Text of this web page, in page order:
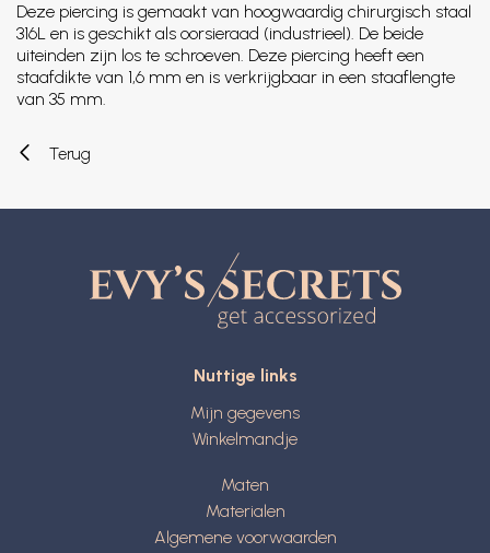
Deze piercing is gemaakt van hoogwaardig chirurgisch staal
316L en is geschikt als oorsieraad (industrieel). De beide
uiteinden zijn los te schroeven. Deze piercing heeft een
staafdikte van 1,6 mm en is verkrijgbaar in een staaflengte
van 35 mm.
Terug
Nuttige links
Mijn gegevens
Winkelmandje
Maten
Materialen
Algemene voorwaarden